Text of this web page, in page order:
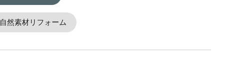
自然素材リフォーム